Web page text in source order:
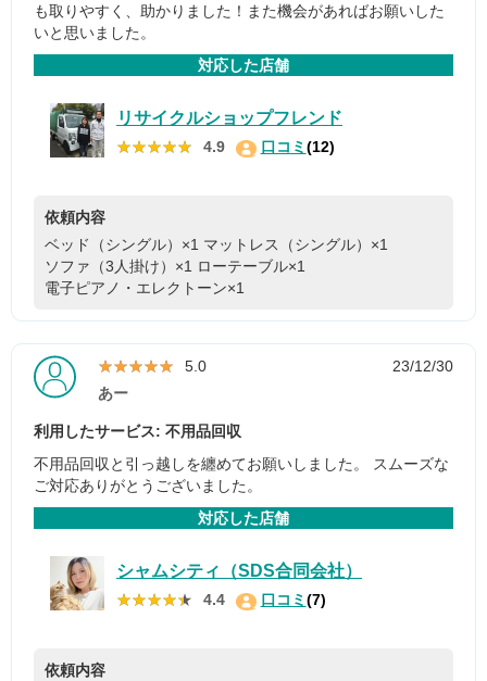
も取りやすく、助かりました！また機会があればお願いした
いと思いました。
対応した店舗
リサイクルショップフレンド
★★★★★
★★★★★ 4.9 口コミ(12)
依頼内容
ベッド（シングル）×1 マットレス（シングル）×1
ソファ（3人掛け）×1 ローテーブル×1
電子ピアノ・エレクトーン×1
★★★★★
★★★★★ 5.0
23/12/30
あー
利用したサービス: 不用品回収
不用品回収と引っ越しを纏めてお願いしました。 スムーズな
ご対応ありがとうございました。
対応した店舗
シャムシティ（SDS合同会社）
★★★★★
★★★★★ 4.4 口コミ(7)
依頼内容